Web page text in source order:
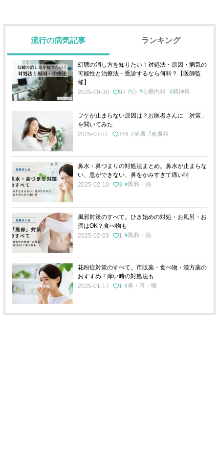
流行の病気記事 ランキング
幻聴の消し方を知りたい！対処法・原因・病気の
可能性と治療法・受診するなら何科？【医師監
修】
2025-09-30
97 心 心療内科 精神科
フケが止まらない原因は？お医者さんに「対策」
を聞いてみた
2025-07-11
346 皮膚 皮膚科
鼻水・鼻づまりの対処法まとめ。鼻水が止まらな
い、息ができない、鼻をかみすぎて痛い時
2025-02-10
3 風邪・熱
風邪対策のすべて。ひき始めの対処・お風呂・お
酒はOK？食べ物も
2025-02-03
1 風邪・熱
花粉症対策のすべて。市販薬・食べ物・漢方薬の
おすすめ！痒い時の対処法も
2025-01-17
1 鼻・耳・喉